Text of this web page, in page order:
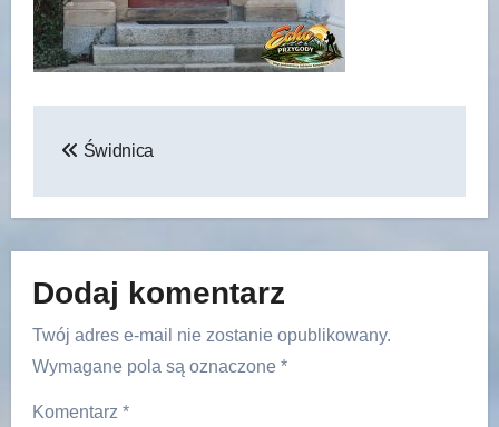
Świdnica
Dodaj komentarz
Twój adres e-mail nie zostanie opublikowany.
Wymagane pola są oznaczone *
Komentarz *